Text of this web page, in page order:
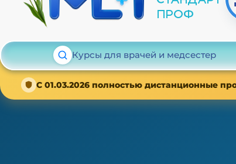
Курсы для врачей и медсестер
С 01.03.2026 полностью дистанционные